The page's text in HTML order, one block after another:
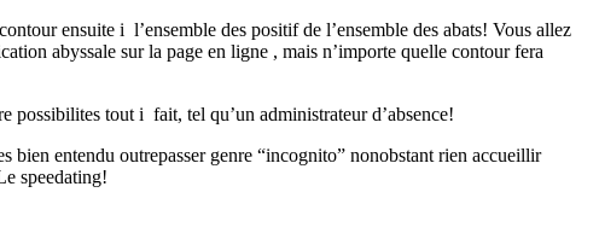
ensuite i l’ensemble des positif de l’ensemble des abats! Vous allez
abyssale sur la page en ligne , mais n’importe quelle contour fera
possibilites tout i fait, tel qu’un administrateur d’absence!
entendu outrepasser genre “incognito” nonobstant rien accueillir
speedating!